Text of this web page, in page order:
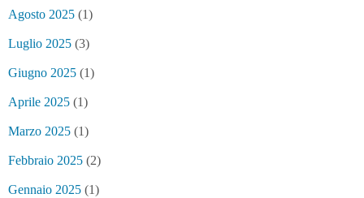
Agosto 2025 (1)
Luglio 2025 (3)
Giugno 2025 (1)
Aprile 2025 (1)
Marzo 2025 (1)
Febbraio 2025 (2)
Gennaio 2025 (1)